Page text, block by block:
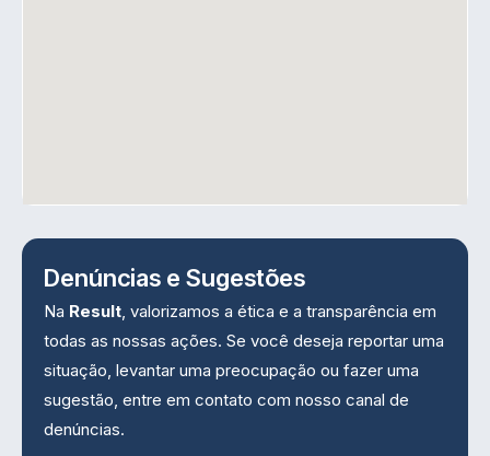
Denúncias e Sugestões
Na Result, valorizamos a ética e a transparência em
todas as nossas ações. Se você deseja reportar uma
situação, levantar uma preocupação ou fazer uma
sugestão, entre em contato com nosso canal de
denúncias.